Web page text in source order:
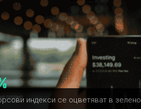
индекси се оцветяват в зелено